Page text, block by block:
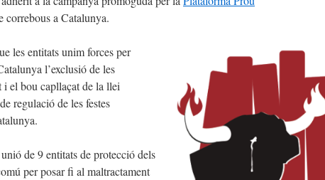
correbous a Catalunya.
les entitats unim forces per
l’exclusió de les
el bou capllaçat de la llei
regulació de les festes
de 9 entitats de protecció dels
per posar fi al maltractament